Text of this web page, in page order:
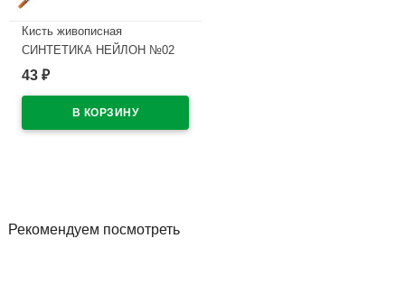
Кисть живописная
СИНТЕТИКА НЕЙЛОН №02
плоская
43 ₽
Рекомендуем посмотреть